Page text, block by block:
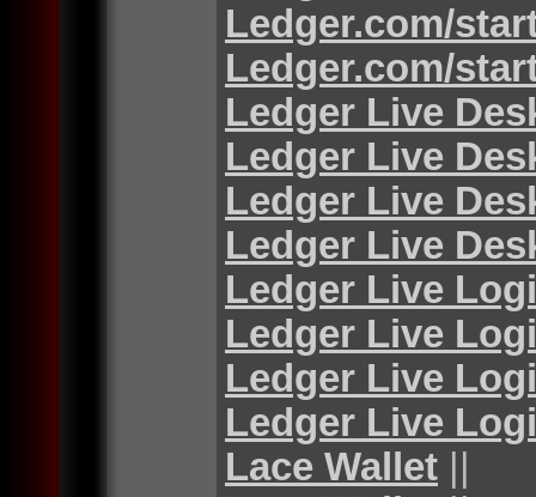
Ledger.com/
Ledger.com/
Ledger Live
Ledger Live
Ledger Live
Ledger Live
Ledger Live
Ledger Live
Ledger Live
Ledger Live
Lace Wallet ||